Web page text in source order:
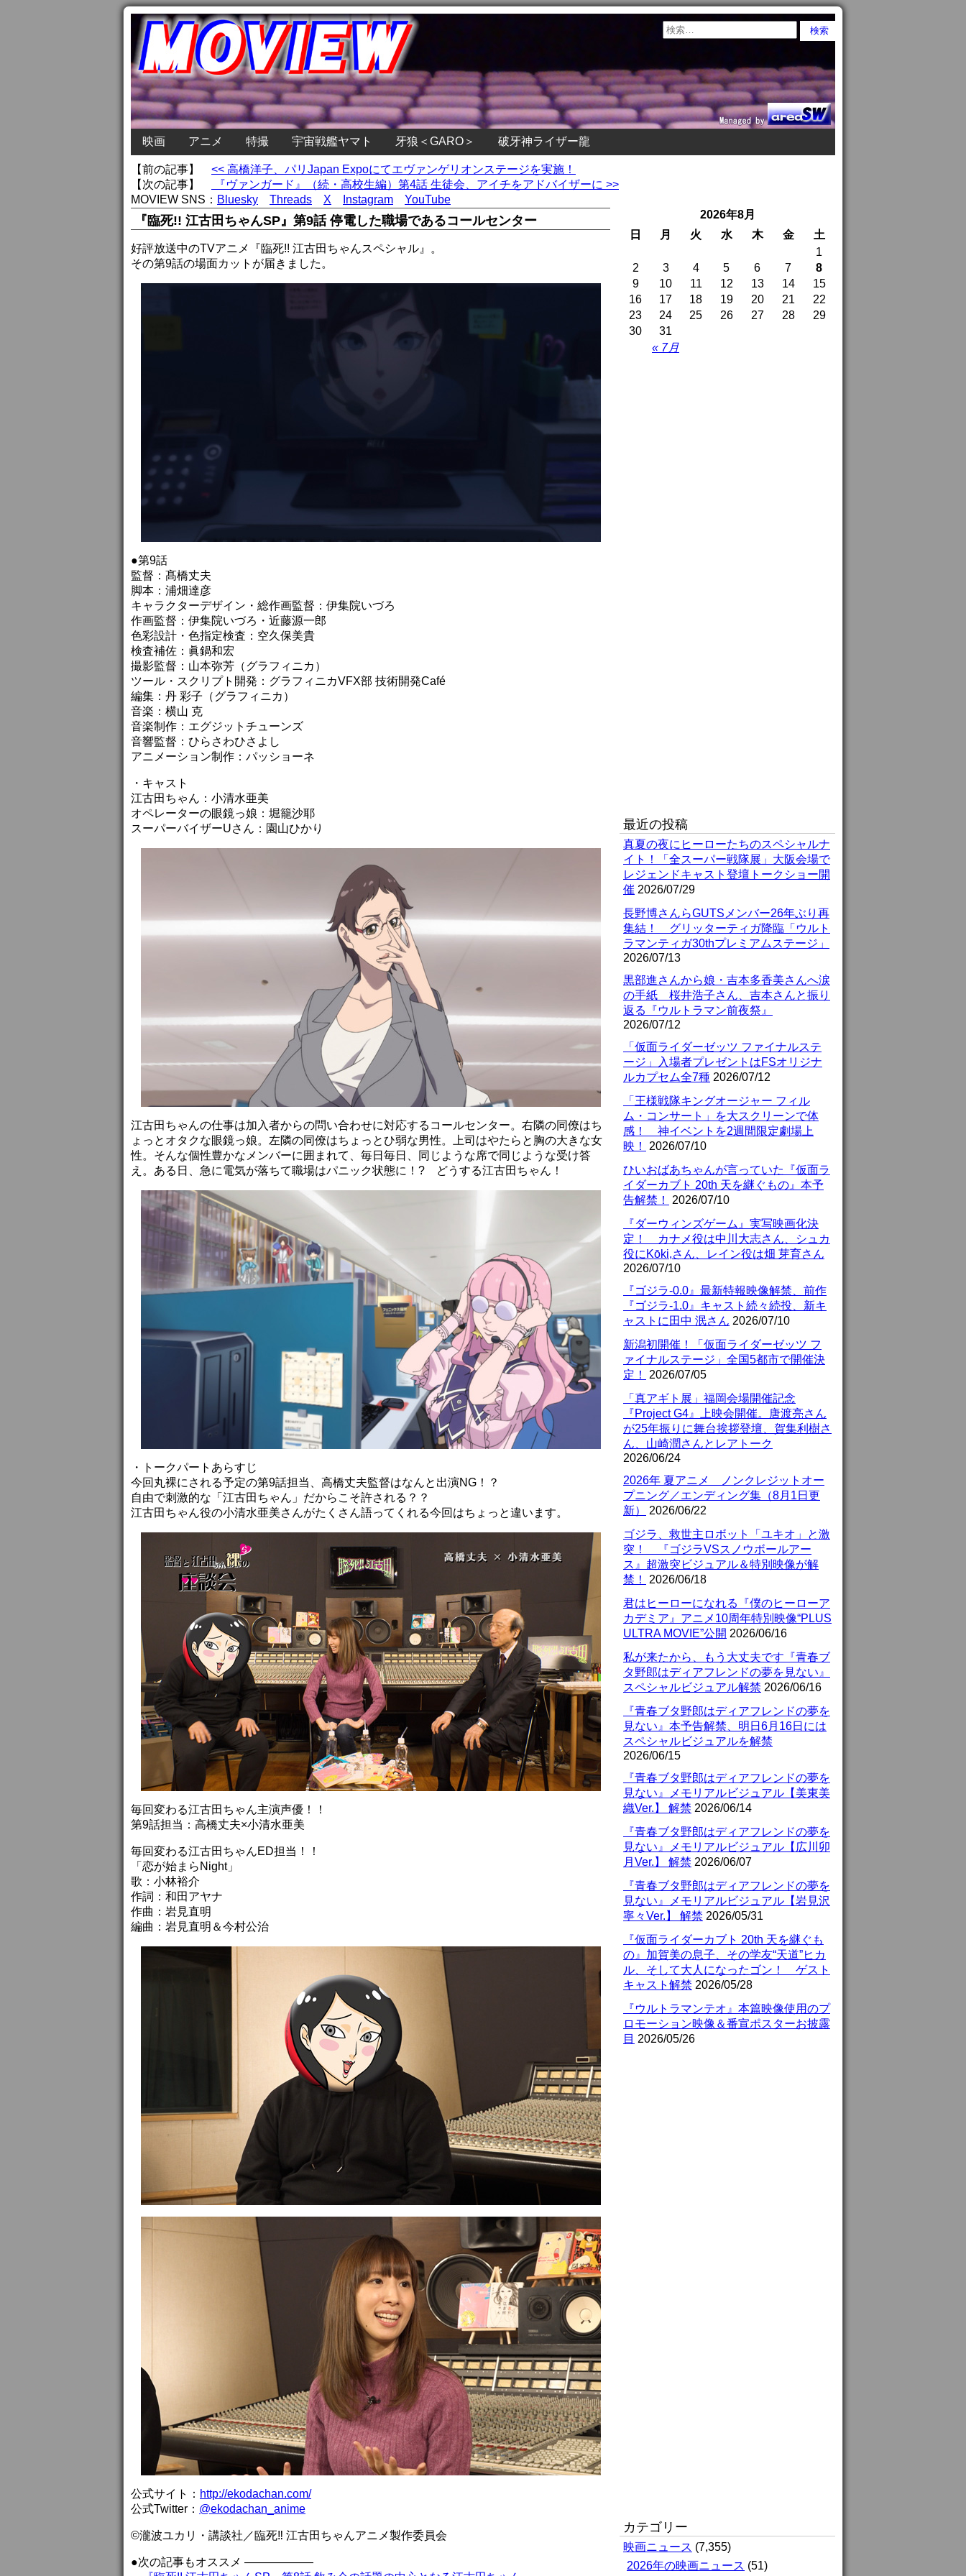
映画 アニメ 特撮 宇宙戦艦ヤマト 牙狼＜GARO＞ 破牙神ライザー龍
【前の記事】 << 高橋洋子、パリJapan Expoにてエヴァンゲリオンステージを実施！
【次の記事】
『ヴァンガード』（続・高校生編）第4話 生徒会、アイチをアドバイザーに >>
MOVIEW SNS： Bluesky Threads X Instagram YouTube
『臨死!! 江古田ちゃんSP』第9話 停電した職場であるコールセンター
好評放送中のTVアニメ『臨死!! 江古田ちゃんスペシャル』。
その第9話の場面カットが届きました。
●第9話
監督：髙橋丈夫
脚本：浦畑達彦
キャラクターデザイン・総作画監督：伊集院いづろ
作画監督：伊集院いづろ・近藤源一郎
色彩設計・色指定検査：空久保美貴
検査補佐：眞鍋和宏
撮影監督：山本弥芳（グラフィニカ）
ツール・スクリプト開発：グラフィニカVFX部 技術開発Café
編集：丹 彩子（グラフィニカ）
音楽：横山 克
音楽制作：エグジットチューンズ
音響監督：ひらさわひさよし
アニメーション制作：パッショーネ
・キャスト
江古田ちゃん：小清水亜美
オペレーターの眼鏡っ娘：堀籠沙耶
スーパーバイザーUさん：園山ひかり
江古田ちゃんの仕事は加入者からの問い合わせに対応するコールセンター。右隣の同僚はち
ょっとオタクな眼鏡っ娘。左隣の同僚はちょっとひ弱な男性。上司はやたらと胸の大きな女
性。そんな個性豊かなメンバーに囲まれて、毎日毎日、同じような席で同じような受け答
え。ある日、急に電気が落ちて職場はパニック状態に！? どうする江古田ちゃん！
・トークパートあらすじ
今回丸裸にされる予定の第9話担当、高橋丈夫監督はなんと出演NG！？
自由で刺激的な「江古田ちゃん」だからこそ許される？？
江古田ちゃん役の小清水亜美さんがたくさん語ってくれる今回はちょっと違います。
毎回変わる江古田ちゃん主演声優！！
第9話担当：高橋丈夫×小清水亜美
毎回変わる江古田ちゃんED担当！！
「恋が始まらNight」
歌：小林裕介
作詞：和田アヤナ
作曲：岩見直明
編曲：岩見直明＆今村公治
公式サイト： http://ekodachan.com/
公式Twitter： @ekodachan_anime
©瀧波ユカリ・講談社／臨死‼ 江古田ちゃんアニメ製作委員会
●次の記事もオススメ ——————
2026年8月
日
月 火 水 木 金 土
« 7月
1
2
3 4 5 6 7
8
9
10 11 12 13 14
15
16
17 18 19 20 21
22
23
24 25 26 27 28
29
30
31
最近の投稿
真夏の夜にヒーローたちのスペシャルナ
イト！「全スーパー戦隊展」大阪会場で
レジェンドキャスト登壇トークショー開
催 2026/07/29
長野博さんらGUTSメンバー26年ぶり再
集結！ グリッターティガ降臨「ウルト
ラマンティガ30thプレミアムステージ」
2026/07/13
黒部進さんから娘・吉本多香美さんへ涙
の手紙 桜井浩子さん、吉本さんと振り
返る『ウルトラマン前夜祭』
2026/07/12
「仮面ライダーゼッツ ファイナルステ
ージ」入場者プレゼントはFSオリジナ
ルカプセム全7種 2026/07/12
「王様戦隊キングオージャー フィル
ム・コンサート」を大スクリーンで体
感！ 神イベントを2週間限定劇場上
映！
2026/07/10
ひいおばあちゃんが言っていた『仮面ラ
イダーカブト 20th 天を継ぐもの』本予
告解禁！
2026/07/10
『ダーウィンズゲーム』実写映画化決
定！ カナメ役は中川大志さん、シュカ
役にKōki,さん、レイン役は畑 芽育さん
2026/07/10
『ゴジラ-0.0』最新特報映像解禁、前作
『ゴジラ-1.0』キャスト続々続投、新キ
ャストに田中 泯さん 2026/07/10
新潟初開催！「仮面ライダーゼッツ フ
ァイナルステージ」全国5都市で開催決
定！
2026/07/05
「真アギト展」福岡会場開催記念
『Project G4』上映会開催。唐渡亮さん
が25年振りに舞台挨拶登壇、賀集利樹さ
ん、山崎潤さんとレアトーク
2026/06/24
2026年 夏アニメ ノンクレジットオー
プニング／エンディング集（8月1日更
新）
2026/06/22
ゴジラ、救世主ロボット「ユキオ」と激
突！ 『ゴジラVSスノウボールアー
ス』超激突ビジュアル＆特別映像が解
禁！
2026/06/18
君はヒーローになれる『僕のヒーローア
カデミア』アニメ10周年特別映像“PLUS
ULTRA MOVIE”公開 2026/06/16
私が来たから、もう大丈夫です『青春ブ
タ野郎はディアフレンドの夢を見ない』
スペシャルビジュアル解禁 2026/06/16
『青春ブタ野郎はディアフレンドの夢を
見ない』本予告解禁、明日6月16日には
スペシャルビジュアルを解禁
2026/06/15
『青春ブタ野郎はディアフレンドの夢を
見ない』メモリアルビジュアル【美東美
織Ver.】 解禁 2026/06/14
『青春ブタ野郎はディアフレンドの夢を
見ない』メモリアルビジュアル【広川卯
月Ver.】 解禁 2026/06/07
『青春ブタ野郎はディアフレンドの夢を
見ない』メモリアルビジュアル【岩見沢
寧々Ver.】 解禁 2026/05/31
『仮面ライダーカブト 20th 天を継ぐも
の』加賀美の息子、その学友“天道”ヒカ
ル、そして大人になったゴン！ ゲスト
キャスト解禁 2026/05/28
『ウルトラマンテオ』本篇映像使用のプ
ロモーション映像＆番宣ポスターお披露
目 2026/05/26
カテゴリー
映画ニュース (7,355)
2026年の映画ニュース (51)